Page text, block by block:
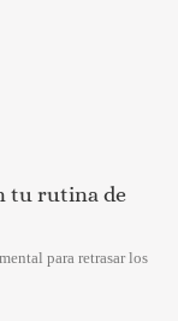
tu rutina de
para retrasar los